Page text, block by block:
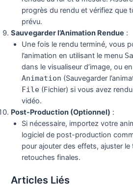
progrès du rendu et vérifiez que
prévu.
Sauvegarder l’Animation Rendue :
Une fois le rendu terminé, vous
l’animation en utilisant le menu
dans le visualiseur d’image, ou
Animation (Sauvegarder
File (Fichier) si vous avez
vidéo.
Post-Production (Optionnel) :
Si nécessaire, importez votre
logiciel de post-production
pour ajouter des effets, ajuster
retouches finales.
Articles Liés